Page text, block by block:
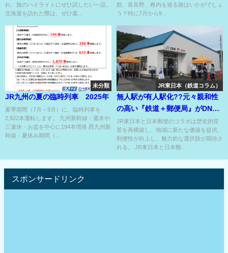
れ、旅のハイライトにぜひ試したい一品。
北海道を訪れた際は、ぜひ森...
館、富良野、稚内を巡る旅はいかがでしょ
う？特に7月から9...
未分類
JR九州の夏の臨時列車 2025年
夏季期間（7月～9月）に、臨時列車を
2,922本運転します。 九州新幹線：週末や
三連休・お盆を中心に194本増発 西九州新
幹線：夏休み期間（...
JR東日本（鉄道コラム）
無人駅が有人駅化??元々親和性
の高い『鉄道＋郵便局』がDNA
覚醒して融合??
JR東日本と日本郵便のコラボは歴史的背
景を再構築し、地域に新たな価値を提供。
利便性が向上し、魅力的な選択肢が期待さ
れる。 JR東日本と日本郵...
スポンサードリンク